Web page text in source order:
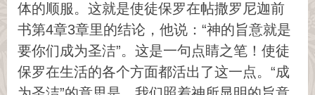
体的顺服。这就是使徒保罗在帖撒罗尼迦前
书第4章3章里的结论，他说：“神的旨意就是
要你们成为圣洁”。这是一句点睛之笔！使徒
保罗在生活的各个方面都活出了这一点。“成